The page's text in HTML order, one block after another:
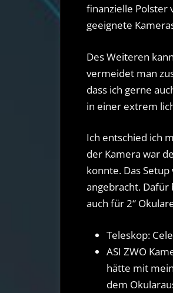
finanzielle Polster
geeignete
Des Weiteren
vermeidet man
dass ich gerne
in einer extrem
Ich entschied ich
der Kamera war
konnte. Das
angebracht. Dafür
auch für 2“
Teleskop:
ASI ZWO
hätte mit
dem